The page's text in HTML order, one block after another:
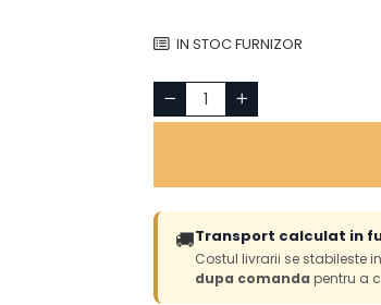
IN STOC FURNIZOR
🚚Transport calculat in
Costul livrarii se stabileste
dupa comanda pentru a